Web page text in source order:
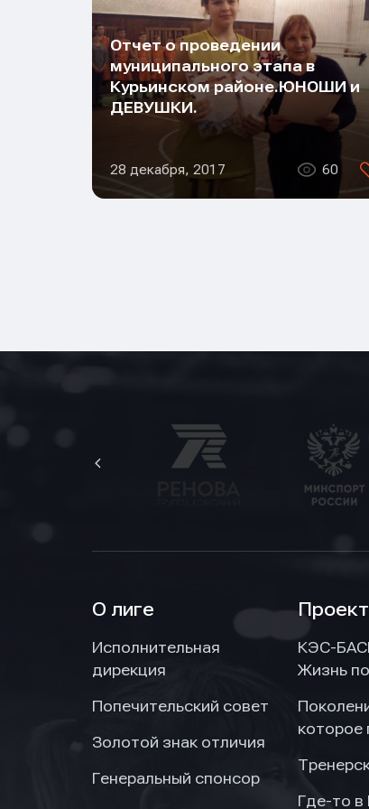
Отчет о проведении
муниципального этапа в
Курьинском районе.ЮНОШИ и
ДЕВУШКИ.
28 декабря, 2017 60
О лиге
Исполнительная
дирекция
Попечительский совет
Золотой знак отличия
Генеральный спонсор
КЭС-
Жизнь
которое
Где-то в